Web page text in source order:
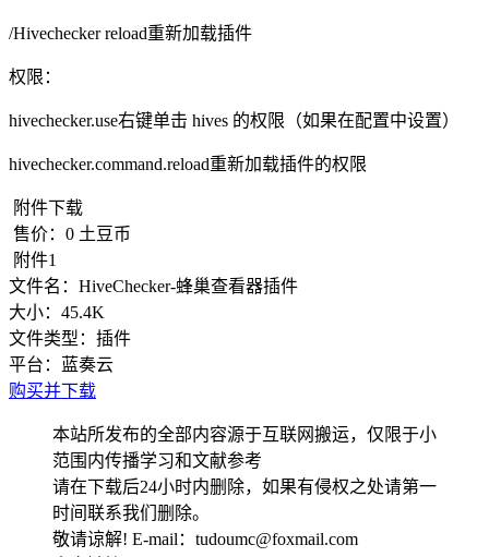
/Hivechecker reload重新加载插件
权限：
hivechecker.use右键单击 hives 的权限（如果在配置中设置）
hivechecker.command.reload重新加载插件的权限
附件下载
售价： 0 土豆币
附件1
文件名： HiveChecker-蜂巢查看器插件
大小： 45.4K
文件类型： 插件
平台：
蓝奏云
购买并下载
本站所发布的全部内容源于互联网搬运，仅限于小
范围内传播学习和文献参考
请在下载后24小时内删除，如果有侵权之处请第一
时间联系我们删除。
敬请谅解! E-mail：tudoumc@foxmail.com